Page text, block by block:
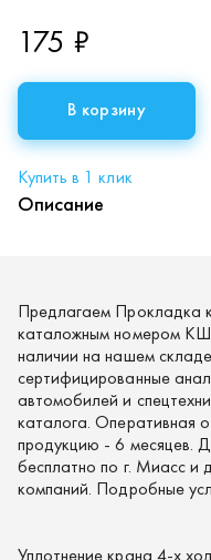
175 ₽
В корзину
Купить в 1 клик
Описание
Предлагаем Прокладка
каталожным номером
наличии на нашем
сертифицированные
автомобилей и
каталога. Оперативная
продукцию - 6 месяцев.
бесплатно по г. Миасс и
компаний. Подробные
Уплотнение крана 4-х